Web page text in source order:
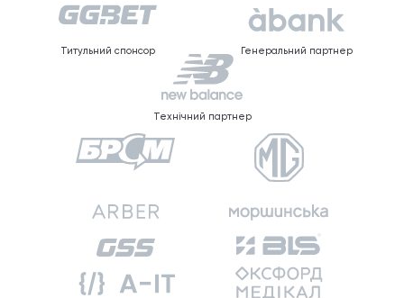
Титульний спонсор Генеральний партнер
Технічний партнер